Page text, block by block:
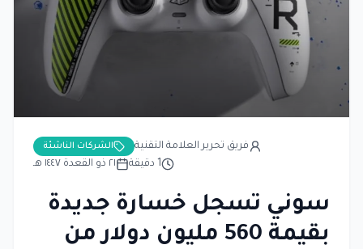
الشركات الناشئة
فريق تحرير العلامة التقنية
٢١ ذو القعدة ١٤٤٧ هـ
1 دقيقة
سوني تسجل خسارة جديدة
بقيمة 560 مليون دولار من